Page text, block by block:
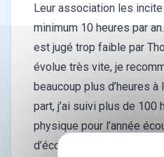
Leur association les
minimum 10 heures par
est jugé trop faible par
évolue très vite, je
beaucoup plus d’heures
part, j’ai suivi plus de 100
physique pour l’année
d’écoute de podcasts